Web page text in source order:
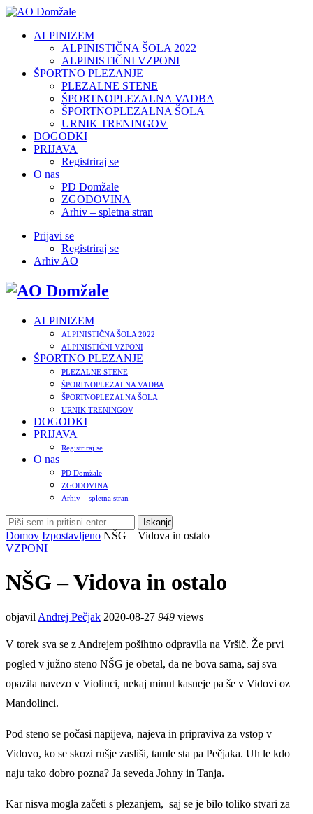
ALPINIZEM
ALPINISTIČNA ŠOLA 2022
ALPINISTIČNI VZPONI
ŠPORTNO PLEZANJE
PLEZALNE STENE
ŠPORTNOPLEZALNA VADBA
ŠPORTNOPLEZALNA ŠOLA
URNIK TRENINGOV
DOGODKI
PRIJAVA
Registriraj se
O nas
PD Domžale
ZGODOVINA
Arhiv – spletna stran
Prijavi se
Registriraj se
Arhiv AO
ALPINIZEM
ALPINISTIČNA ŠOLA 2022
ALPINISTIČNI VZPONI
ŠPORTNO PLEZANJE
PLEZALNE STENE
ŠPORTNOPLEZALNA VADBA
ŠPORTNOPLEZALNA ŠOLA
URNIK TRENINGOV
DOGODKI
PRIJAVA
Registriraj se
O nas
PD Domžale
ZGODOVINA
Arhiv – spletna stran
Domov Izpostavljeno NŠG – Vidova in ostalo
VZPONI
NŠG – Vidova in ostalo
objavil Andrej Pečjak 2020-08-27 949 views
V torek sva se z Andrejem pošihtno odpravila na Vršič. Že prvi
pogled v južno steno NŠG je obetal, da ne bova sama, saj sva
opazila navezo v Violinci, nekaj minut kasneje pa še v Vidovi oz
Mandolinci.
Pod steno se počasi napijeva, najeva in pripraviva za vstop v
Vidovo, ko se skozi rušje zasliši, tamle sta pa Pečjaka. Uh le kdo
naju tako dobro pozna? Ja seveda Johny in Tanja.
Kar nisva mogla začeti s plezanjem, saj se je bilo toliko stvari za